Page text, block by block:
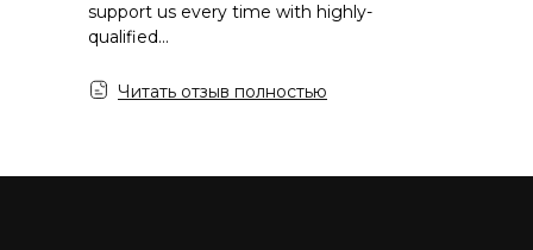
support us every time with highly-
qualified...
Читать отзыв полностью